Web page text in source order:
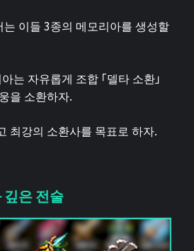
이들 3종의 메모리아를 생성할
는 자유롭게 조합 「델타 소환」
을 소환하자.
최강의 소환사를 목표로 하자.
은 전술